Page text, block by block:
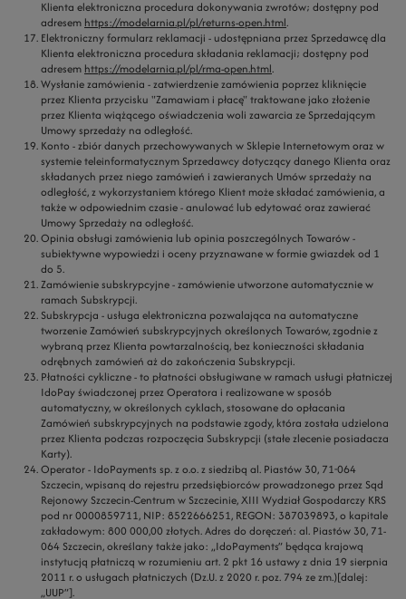
Klienta elektroniczna procedura dokonywania zwrotów; dostępny pod
adresem https://modelarnia.pl/pl/returns-open.html.
Elektroniczny formularz reklamacji - udostępniana przez Sprzedawcę dla
Klienta elektroniczna procedura składania reklamacji; dostępny pod
adresem https://modelarnia.pl/pl/rma-open.html.
Wysłanie zamówienia - zatwierdzenie zamówienia poprzez kliknięcie
przez Klienta przycisku "Zamawiam i płacę" traktowane jako złożenie
przez Klienta wiążącego oświadczenia woli zawarcia ze Sprzedającym
Umowy sprzedaży na odległość.
Konto - zbiór danych przechowywanych w Sklepie Internetowym oraz w
systemie teleinformatycznym Sprzedawcy dotyczący danego Klienta oraz
składanych przez niego zamówień i zawieranych Umów sprzedaży na
odległość, z wykorzystaniem którego Klient może składać zamówienia, a
także w odpowiednim czasie - anulować lub edytować oraz zawierać
Umowy Sprzedaży na odległość.
Opinia obsługi zamówienia lub opinia poszczególnych Towarów-
subiektywne wypowiedzi i oceny przyznawane w formie gwiazdek od 1
do 5.
Zamówienie subskrypcyjne- zamówienie utworzone automatycznie w
ramach Subskrypcji.
Subskrypcja - usługa elektroniczna pozwalająca na automatyczne
tworzenie Zamówień subskrypcyjnych określonych Towarów, zgodnie z
wybraną przez Klienta powtarzalnością, bez konieczności składania
odrębnych zamówień aż do zakończenia Subskrypcji.
Płatności cykliczne- to płatności obsługiwane w ramach usługi płatniczej
IdoPay świadczonej przez Operatora i realizowane w sposób
automatyczny, w określonych cyklach, stosowane do opłacania
Zamówień subskrypcyjnych na podstawie zgody, która została udzielona
przez Klienta podczas rozpoczęcia Subskrypcji (stałe zlecenie posiadacza
Karty).
Operator- IdoPayments sp. z o.o. z siedzibą al. Piastów 30, 71-064
Szczecin, wpisaną do rejestru przedsiębiorców prowadzonego przez Sąd
Rejonowy Szczecin-Centrum w Szczecinie, XIII Wydział Gospodarczy KRS
pod nr 0000859711, NIP: 8522666251, REGON: 387039893, o kapitale
zakładowym: 800 000,00 złotych. Adres do doręczeń: al. Piastów 30, 71-
064 Szczecin, określany także jako: „IdoPayments” będąca krajową
instytucją płatniczą w rozumieniu art. 2 pkt 16 ustawy z dnia 19 sierpnia
2011 r. o usługach płatniczych (Dz.U. z 2020 r. poz. 794 ze zm.)[dalej:
„UUP”].